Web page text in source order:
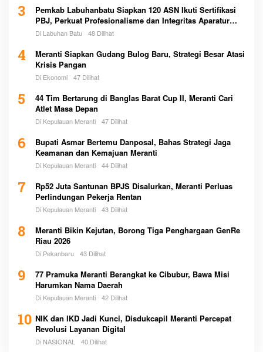
3
Pemkab Labuhanbatu Siapkan 120 ASN Ikuti Sertifikasi
PBJ, Perkuat Profesionalisme dan Integritas Aparatur
Pemerintah
Di Labuhan Batu 48 Dilihat
4
Meranti Siapkan Gudang Bulog Baru, Strategi Besar Atasi
Krisis Pangan
Di Ekonomi 47 Dilihat
5
44 Tim Bertarung di Banglas Barat Cup II, Meranti Cari
Atlet Masa Depan
Di Kepulauan Meranti 47 Dilihat
6
Bupati Asmar Bertemu Danposal, Bahas Strategi Jaga
Keamanan dan Kemajuan Meranti
Di Kepulauan Meranti 44 Dilihat
7
Rp52 Juta Santunan BPJS Disalurkan, Meranti Perluas
Perlindungan Pekerja Rentan
Di Kepulauan Meranti 43 Dilihat
8
Meranti Bikin Kejutan, Borong Tiga Penghargaan GenRe
Riau 2026
Di Pekanbaru 43 Dilihat
9
77 Pramuka Meranti Berangkat ke Cibubur, Bawa Misi
Harumkan Nama Daerah
Di Kepulauan Meranti 42 Dilihat
10 NIK dan IKD Jadi Kunci, Disdukcapil Meranti Percepat
Revolusi Layanan Digital
Di NASIONAL 40 Dilihat